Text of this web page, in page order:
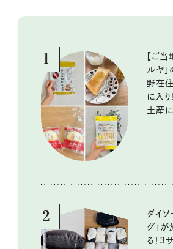
1
【ご当
ルヤ
野在
に入
土産
2
ダイソ
グ」
る！3